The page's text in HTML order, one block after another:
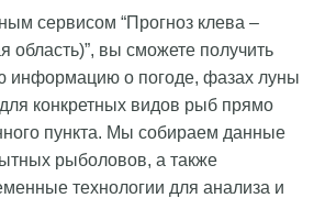
сервисом “Прогноз клева –
вы сможете получить
информацию о погоде, фазах луны
конкретных видов рыб прямо
пункта. Мы собираем данные
рыболовов, а также
технологии для анализа и